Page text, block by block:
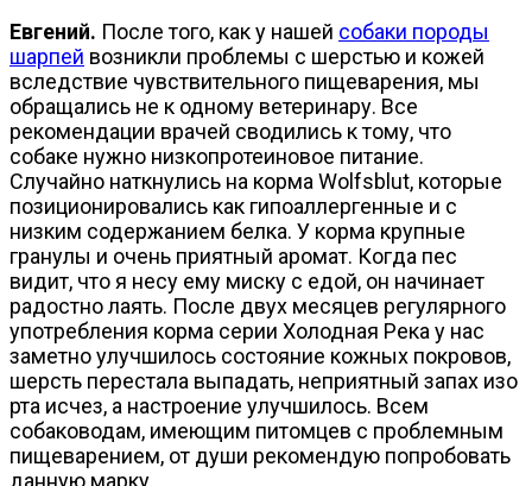
Евгений. После того, как у нашей собаки породы
шарпей возникли проблемы с шерстью и кожей
вследствие чувствительного пищеварения, мы
обращались не к одному ветеринару. Все
рекомендации врачей сводились к тому, что
собаке нужно низкопротеиновое питание.
Случайно наткнулись на корма Wolfsblut, которые
позиционировались как гипоаллергенные и с
низким содержанием белка. У корма крупные
гранулы и очень приятный аромат. Когда пес
видит, что я несу ему миску с едой, он начинает
радостно лаять. После двух месяцев регулярного
употребления корма серии Холодная Река у нас
заметно улучшилось состояние кожных покровов,
шерсть перестала выпадать, неприятный запах изо
рта исчез, а настроение улучшилось. Всем
собаководам, имеющим питомцев с проблемным
пищеварением, от души рекомендую попробовать
данную марку.